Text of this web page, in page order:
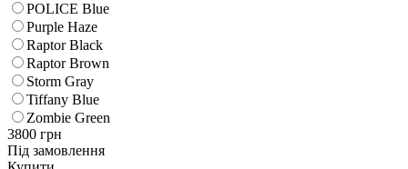
POLICE Blue
Purple Haze
Raptor Black
Raptor Brown
Storm Gray
Tiffany Blue
Zombie Green
3800 грн
Під замовлення